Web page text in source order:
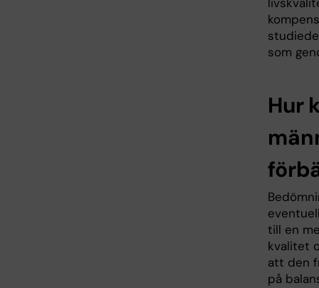
som
Hur
till en
kvalitet
att den
på